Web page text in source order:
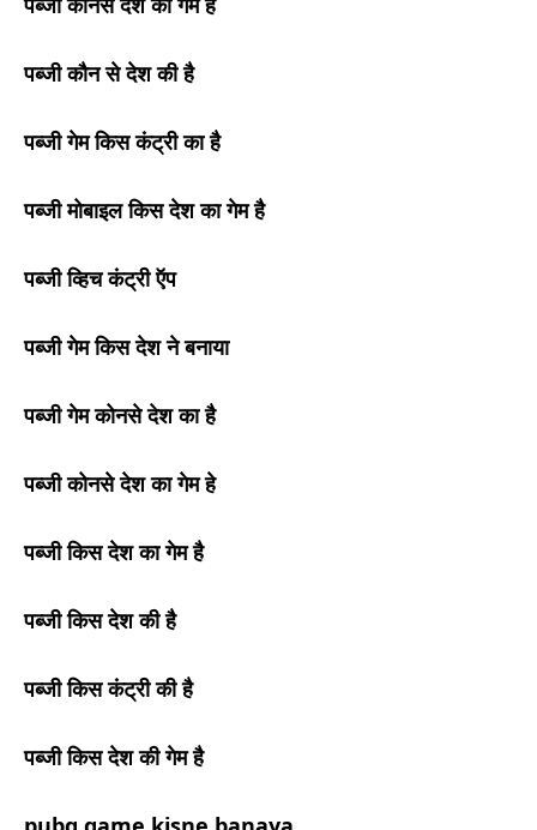
पब्जी कौन से देश की है
पब्जी गेम किस कंट्री का है
पब्जी मोबाइल किस देश का गेम है
पब्जी व्हिच कंट्री ऍप
पब्जी गेम किस देश ने बनाया
पब्जी गेम कोनसे देश का है
पब्जी कोनसे देश का गेम हे
पब्जी किस देश का गेम है
पब्जी किस देश की है
पब्जी किस कंट्री की है
पब्जी किस देश की गेम है